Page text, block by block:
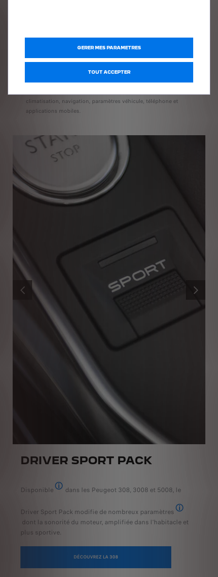
TOGGLES SWITCHES
Disponible dans les nouveaux SUV Peugeot 3008 et 5008, des
touches piano - les « toggles switches » - permettent un accès
climatisation, navigation, paramètres véhicule, téléphone et
applications mobiles.
PRÉCÉDENT
groupe PSA.
DRIVER SPORT PACK
Disponible
De série ou en option selon les versions
dans les Peugeot 308, 3008 et 5008, le
Driver Sport Pack modifie de nombreux paramètres
Direction
dont la sonorité du moteur, amplifiée dans l'habitacle et
plus sportive.
DÉCOUVREZ LA 308
GERER MES PARAMETRES
TOUT ACCEPTER